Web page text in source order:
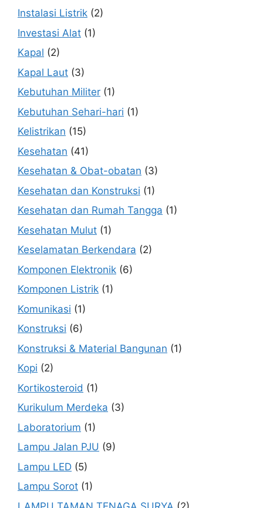
Instalasi Listrik (2)
Investasi Alat (1)
Kapal (2)
Kapal Laut (3)
Kebutuhan Militer (1)
Kebutuhan Sehari-hari (1)
Kelistrikan (15)
Kesehatan (41)
Kesehatan & Obat-obatan (3)
Kesehatan dan Konstruksi (1)
Kesehatan dan Rumah Tangga (1)
Kesehatan Mulut (1)
Keselamatan Berkendara (2)
Komponen Elektronik (6)
Komponen Listrik (1)
Komunikasi (1)
Konstruksi (6)
Konstruksi & Material Bangunan (1)
Kopi (2)
Kortikosteroid (1)
Kurikulum Merdeka (3)
Laboratorium (1)
Lampu Jalan PJU (9)
Lampu LED (5)
Lampu Sorot (1)